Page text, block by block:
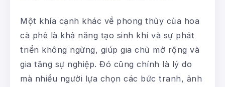
Một khía cạnh khác về phong thủy của hoa
cà phê là khả năng tạo sinh khí và sự phát
triển không ngừng, giúp gia chủ mở rộng và
gia tăng sự nghiệp. Đó cũng chính là lý do
mà nhiều người lựa chọn các bức tranh, ảnh